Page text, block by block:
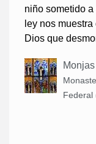
niño sometido
ley nos
Dios que
Federal